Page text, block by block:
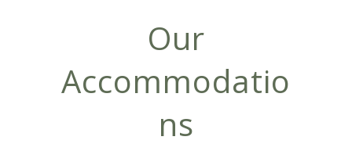
Our
Accommodatio
Ns